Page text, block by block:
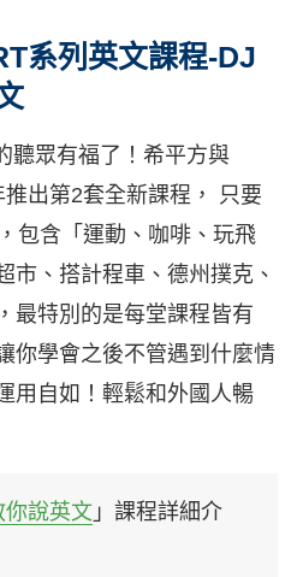
系列英文課程-DJ
聽眾有福了！希平方與
出第2套全新課程， 只要
包含「運動、咖啡、玩飛
市、搭計程車、德州撲克、
最特別的是每堂課程皆有
你學會之後不管遇到什麼情
用自如！輕鬆和外國人暢
你說英文 」課程詳細介